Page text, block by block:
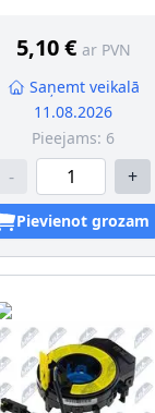
5,10 € ar PVN
Saņemt veikalā
11.08.2026
Pieejams: 6
- +
Pievienot grozam